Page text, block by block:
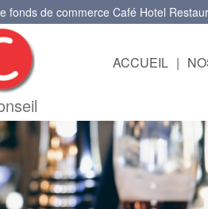
fonds de commerce Café Hotel
ACCUEIL |